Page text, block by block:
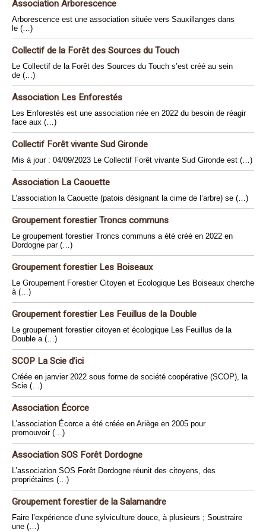
Association Arborescence
Arborescence est une association située vers Sauxillanges dans
le (…)
Collectif de la Forêt des Sources du Touch
Le Collectif de la Forêt des Sources du Touch s’est créé au sein
de (…)
Association Les Enforestés
Les Enforestés est une association née en 2022 du besoin de réagir
face aux (…)
Collectif Forêt vivante Sud Gironde
Mis à jour : 04/09/2023 Le Collectif Forêt vivante Sud Gironde est (…)
Association La Caouette
L’association la Caouette (patois désignant la cime de l’arbre) se (…)
Groupement forestier Troncs communs
Le groupement forestier Troncs communs a été créé en 2022 en
Dordogne par (…)
Groupement forestier Les Boiseaux
Le Groupement Forestier Citoyen et Ecologique Les Boiseaux cherche
à (…)
Groupement forestier Les Feuillus de la Double
Le groupement forestier citoyen et écologique Les Feuillus de la
Double a (…)
SCOP La Scie d’ici
Créée en janvier 2022 sous forme de société coopérative (SCOP), la
Scie (…)
Association Écorce
L’association Écorce a été créée en Ariège en 2005 pour
promouvoir (…)
Association SOS Forêt Dordogne
L’association SOS Forêt Dordogne réunit des citoyens, des
propriétaires (…)
Groupement forestier de la Salamandre
Faire l’expérience d’une sylviculture douce, à plusieurs ; Soustraire
une (…)